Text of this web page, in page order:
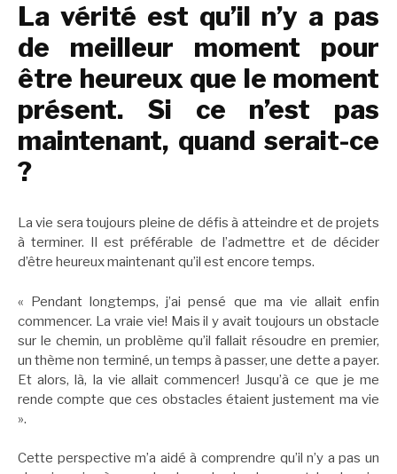
La vérité est qu’il n’y a pas
de meilleur moment pour
être heureux que le moment
présent. Si ce n’est pas
maintenant, quand serait-ce
?
La vie sera toujours pleine de défis à atteindre et de projets
à terminer. Il est préférable de l’admettre et de décider
d’être heureux maintenant qu’il est encore temps.
« Pendant longtemps, j’ai pensé que ma vie allait enfin
commencer. La vraie vie! Mais il y avait toujours un obstacle
sur le chemin, un problème qu’il fallait résoudre en premier,
un thème non terminé, un temps à passer, une dette a payer.
Et alors, là, la vie allait commencer! Jusqu’à ce que je me
rende compte que ces obstacles étaient justement ma vie
».
Cette perspective m’a aidé à comprendre qu’il n’y a pas un